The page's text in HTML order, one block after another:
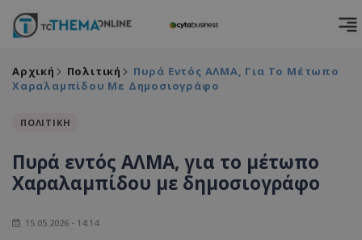
Αρχική Πολιτική
Πυρά Εντός ΑΛΜΑ, Για Το Μέτωπο
Χαραλαμπίδου Με Δημοσιογράφο
ΠΟΛΙΤΙΚΗ
Πυρά εντός ΑΛΜΑ, για το μέτωπο
Χαραλαμπίδου με δημοσιογράφο
15.05.2026 - 14:14